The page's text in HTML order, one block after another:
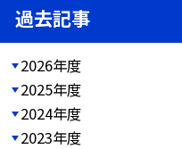
過去記事
2026年度
2025年度
2024年度
2023年度